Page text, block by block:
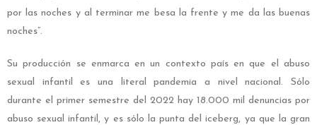
por las noches y al terminar me besa la frente y me da las buenas
noches”.
Su producción se enmarca en un contexto país en que el abuso
sexual infantil es una literal pandemia a nivel nacional. Sólo
durante el primer semestre del 2022 hay 18.000 mil denuncias por
abuso sexual infantil, y es sólo la punta del iceberg, ya que la gran